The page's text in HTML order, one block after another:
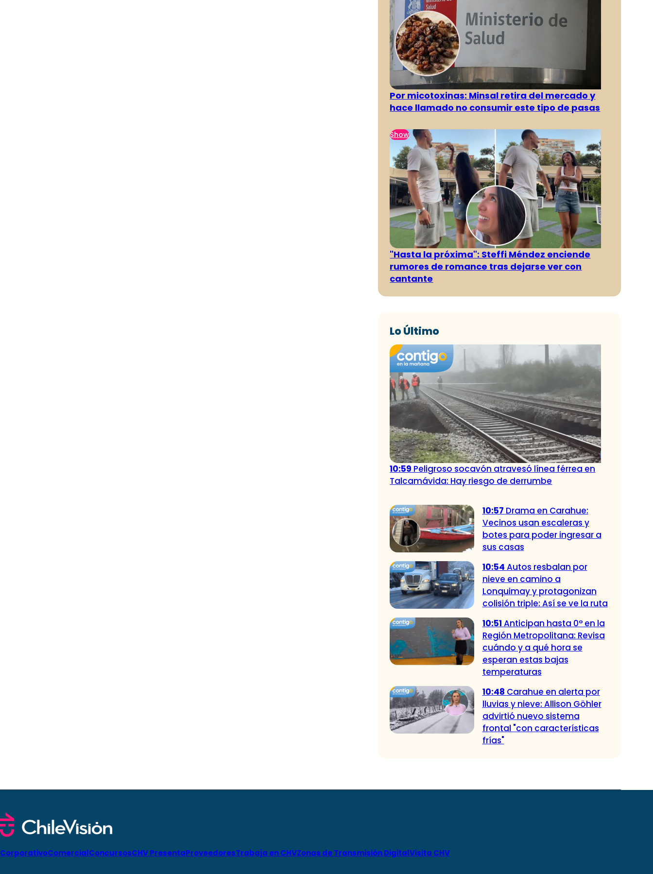
Por micotoxinas: Minsal retira del mercado y
hace llamado no consumir este tipo de pasas
Show
"Hasta la próxima": Steffi Méndez enciende
rumores de romance tras dejarse ver con
cantante
Lo Último
10:59 Peligroso socavón atravesó línea férrea en
Talcamávida: Hay riesgo de derrumbe
10:57 Drama en Carahue:
Vecinos usan escaleras y
botes para poder ingresar a
sus casas
10:54 Autos resbalan por
nieve en camino a
Lonquimay y protagonizan
colisión triple: Así se ve la ruta
10:51 Anticipan hasta 0° en la
Región Metropolitana: Revisa
cuándo y a qué hora se
esperan estas bajas
temperaturas
10:48 Carahue en alerta por
lluvias y nieve: Allison Göhler
advirtió nuevo sistema
frontal "con características
frías"
CorporativoComercialConcursosCHV PresentaProveedoresTrabaja en CHVZonas de Transmisión DigitalVisita CHV